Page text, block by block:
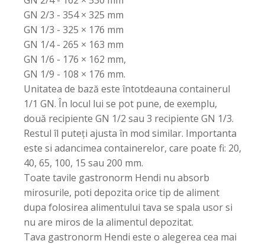
GN 2/3 - 354 × 325 mm
GN 1/3 - 325 × 176 mm
GN 1/4 - 265 × 163 mm
GN 1/6 - 176 × 162 mm,
GN 1/9 - 108 × 176 mm.
Unitatea de bază este întotdeauna containerul
1/1 GN. În locul lui se pot pune, de exemplu,
două recipiente GN 1/2 sau 3 recipiente GN 1/3.
Restul îl puteți ajusta în mod similar. Importanta
este si adancimea containerelor, care poate fi: 20,
40, 65, 100, 15 sau 200 mm.
Toate tavile gastronorm Hendi nu absorb
mirosurile, poti depozita orice tip de aliment
dupa folosirea alimentului tava se spala usor si
nu are miros de la alimentul depozitat.
Tava gastronorm Hendi este o alegerea cea mai